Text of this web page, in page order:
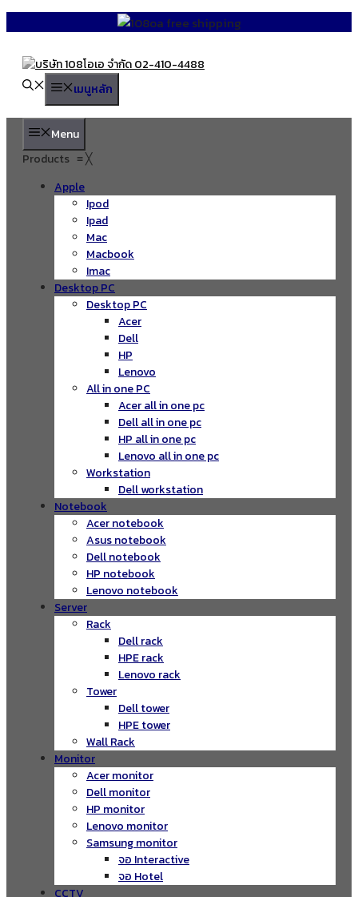
content
เมนูหลัก
Menu
Products ≡╳
Apple
Ipod
Ipad
Mac
Macbook
Imac
Desktop PC
Desktop PC
Acer
Dell
HP
Lenovo
All in one PC
Acer all in one pc
Dell all in one pc
HP all in one pc
Lenovo all in one pc
Workstation
Dell workstation
Notebook
Acer notebook
Asus notebook
Dell notebook
HP notebook
Lenovo notebook
Server
Rack
Dell rack
HPE rack
Lenovo rack
Tower
Dell tower
HPE tower
Wall Rack
Monitor
Acer monitor
Dell monitor
HP monitor
Lenovo monitor
Samsung monitor
จอ Interactive
จอ Hotel
CCTV